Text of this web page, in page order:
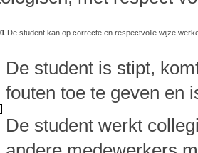
De student kan op correcte en respectvolle wijze
De student is stipt,
fouten toe te geven en
De student werkt